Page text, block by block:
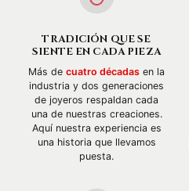
TRADICIÓN QUE SE
SIENTE EN CADA PIEZA
Más de cuatro décadas en la
industria y dos generaciones
de joyeros respaldan cada
una de nuestras creaciones.
Aquí nuestra experiencia es
una historia que llevamos
puesta.